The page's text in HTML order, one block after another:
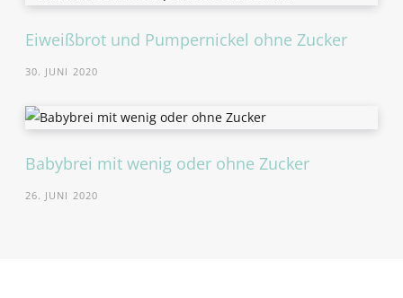
Eiweißbrot und Pumpernickel ohne Zucker
30. JUNI 2020
Babybrei mit wenig oder ohne Zucker
26. JUNI 2020